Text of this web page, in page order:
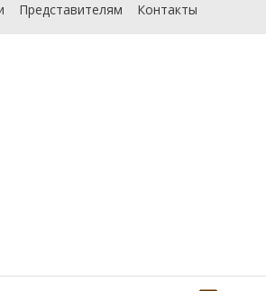
Представителям Контакты